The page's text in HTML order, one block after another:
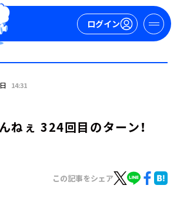
ログイン
14:31
ねぇ 324回目のターン！
この記事をシェア